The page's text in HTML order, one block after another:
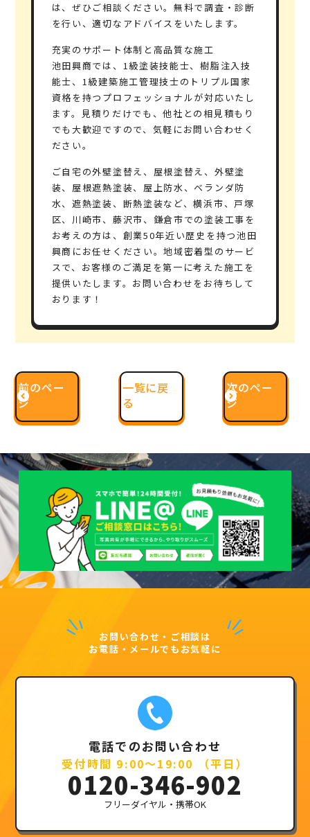
は、ぜひご相談ください。無料で調査・診断
を行い、適切なアドバイスをいたします。
充実のサポート体制と高品質な施工
池田興商では、 1級塗装技能士、樹脂注入技
能士、1級建築施工管理技士のトリプル国家
資格 を持つプロフェッショナルが対応いたし
ます。見積りだけでも、他社との相見積もり
でも大歓迎 ですので、気軽にお問い合わせく
ださい。
ご自宅の外壁塗替え、屋根塗替え、外壁塗
装、屋根遮熱塗装、屋上防水、ベランダ防
水、遮熱塗装、断熱塗装など、横浜市、戸塚
区、川崎市、藤沢市、鎌倉市での塗装工事を
お考えの方は、 創業50年近い歴史を持つ池田
興商 にお任せください。地域密着型のサービ
スで、お客様のご満足を第一に考えた施工を
提供いたします。お問い合わせをお待ちして
おります！
前のペー
ジ
一覧に戻
る
次のペー
ジ
お問い合わせ・ご相談は
お電話・メールでもお気軽に
電話でのお問い合わせ
受付時間 9:00～19:00 （平日）
0120-346-902
フリーダイヤル・携帯OK